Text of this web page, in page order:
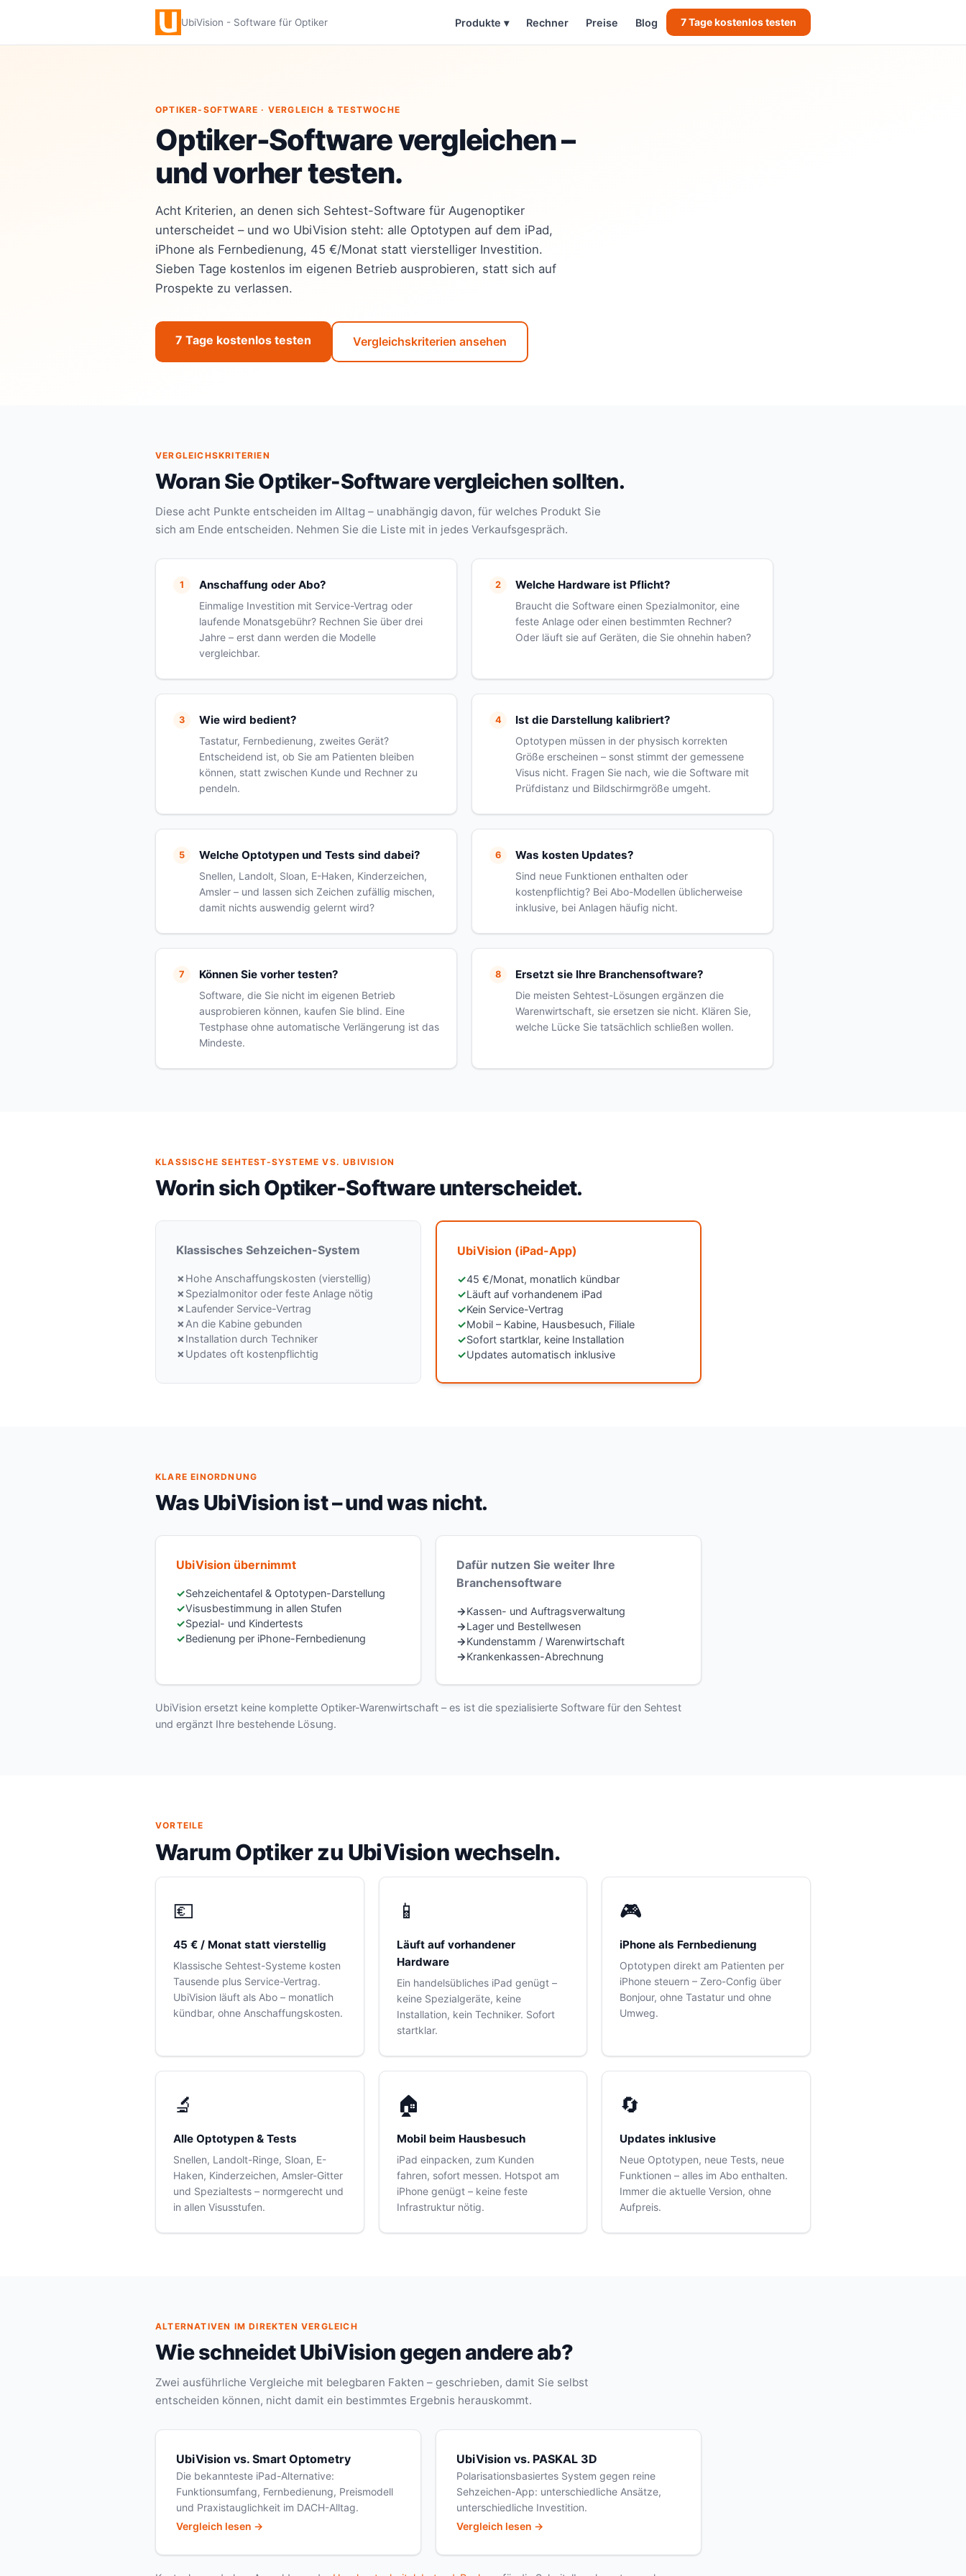
UbiVision - Software für Optiker Produkte ▾ Rechner Preise Blog 7 Tage kostenlos testen
OPTIKER-SOFTWARE · VERGLEICH & TESTWOCHE
Optiker-Software vergleichen –
und vorher testen.
Acht Kriterien, an denen sich Sehtest-Software für Augenoptiker
unterscheidet – und wo UbiVision steht: alle Optotypen auf dem iPad,
iPhone als Fernbedienung, 45 €/Monat statt vierstelliger Investition.
Sieben Tage kostenlos im eigenen Betrieb ausprobieren, statt sich auf
Prospekte zu verlassen.
7 Tage kostenlos testen Vergleichskriterien ansehen
VERGLEICHSKRITERIEN
Woran Sie Optiker-Software vergleichen sollten.
Diese acht Punkte entscheiden im Alltag – unabhängig davon, für welches Produkt Sie
sich am Ende entscheiden. Nehmen Sie die Liste mit in jedes Verkaufsgespräch.
Anschaffung oder Abo?
Einmalige Investition mit Service-Vertrag oder
laufende Monatsgebühr? Rechnen Sie über drei
Jahre – erst dann werden die Modelle
vergleichbar.
Welche Hardware ist Pflicht?
Braucht die Software einen Spezialmonitor, eine
feste Anlage oder einen bestimmten Rechner?
Oder läuft sie auf Geräten, die Sie ohnehin haben?
Wie wird bedient?
Tastatur, Fernbedienung, zweites Gerät?
Entscheidend ist, ob Sie am Patienten bleiben
können, statt zwischen Kunde und Rechner zu
pendeln.
Ist die Darstellung kalibriert?
Optotypen müssen in der physisch korrekten
Größe erscheinen – sonst stimmt der gemessene
Visus nicht. Fragen Sie nach, wie die Software mit
Prüfdistanz und Bildschirmgröße umgeht.
Welche Optotypen und Tests sind dabei?
Snellen, Landolt, Sloan, E-Haken, Kinderzeichen,
Amsler – und lassen sich Zeichen zufällig mischen,
damit nichts auswendig gelernt wird?
Was kosten Updates?
Sind neue Funktionen enthalten oder
kostenpflichtig? Bei Abo-Modellen üblicherweise
inklusive, bei Anlagen häufig nicht.
Können Sie vorher testen?
Software, die Sie nicht im eigenen Betrieb
ausprobieren können, kaufen Sie blind. Eine
Testphase ohne automatische Verlängerung ist das
Mindeste.
Ersetzt sie Ihre Branchensoftware?
Die meisten Sehtest-Lösungen ergänzen die
Warenwirtschaft, sie ersetzen sie nicht. Klären Sie,
welche Lücke Sie tatsächlich schließen wollen.
KLASSISCHE SEHTEST-SYSTEME VS. UBIVISION
Worin sich Optiker-Software unterscheidet.
Klassisches Sehzeichen-System
Hohe Anschaffungskosten (vierstellig)
Spezialmonitor oder feste Anlage nötig
Laufender Service-Vertrag
An die Kabine gebunden
Installation durch Techniker
Updates oft kostenpflichtig
UbiVision (iPad-App)
45 €/Monat, monatlich kündbar
Läuft auf vorhandenem iPad
Kein Service-Vertrag
Mobil – Kabine, Hausbesuch, Filiale
Sofort startklar, keine Installation
Updates automatisch inklusive
KLARE EINORDNUNG
Was UbiVision ist – und was nicht.
UbiVision übernimmt
Sehzeichentafel & Optotypen-Darstellung
Visusbestimmung in allen Stufen
Spezial- und Kindertests
Bedienung per iPhone-Fernbedienung
Dafür nutzen Sie weiter Ihre
Branchensoftware
Kassen- und Auftragsverwaltung
Lager und Bestellwesen
Kundenstamm / Warenwirtschaft
Krankenkassen-Abrechnung
UbiVision ersetzt keine komplette Optiker-Warenwirtschaft – es ist die spezialisierte Software für den Sehtest
und ergänzt Ihre bestehende Lösung.
VORTEILE
Warum Optiker zu UbiVision wechseln.
💶
45 € / Monat statt vierstellig
Klassische Sehtest-Systeme kosten
Tausende plus Service-Vertrag.
UbiVision läuft als Abo – monatlich
kündbar, ohne Anschaffungskosten.
📱
Läuft auf vorhandener
Hardware
Ein handelsübliches iPad genügt –
keine Spezialgeräte, keine
Installation, kein Techniker. Sofort
startklar.
🎮
iPhone als Fernbedienung
Optotypen direkt am Patienten per
iPhone steuern – Zero-Config über
Bonjour, ohne Tastatur und ohne
Umweg.
🔬
Alle Optotypen & Tests
Snellen, Landolt-Ringe, Sloan, E-
Haken, Kinderzeichen, Amsler-Gitter
und Spezialtests – normgerecht und
in allen Visusstufen.
🏠
Mobil beim Hausbesuch
iPad einpacken, zum Kunden
fahren, sofort messen. Hotspot am
iPhone genügt – keine feste
Infrastruktur nötig.
🔄
Updates inklusive
Neue Optotypen, neue Tests, neue
Funktionen – alles im Abo enthalten.
Immer die aktuelle Version, ohne
Aufpreis.
ALTERNATIVEN IM DIREKTEN VERGLEICH
Wie schneidet UbiVision gegen andere ab?
Zwei ausführliche Vergleiche mit belegbaren Fakten – geschrieben, damit Sie selbst
entscheiden können, nicht damit ein bestimmtes Ergebnis herauskommt.
UbiVision vs. Smart Optometry
Die bekannteste iPad-Alternative:
Funktionsumfang, Fernbedienung, Preismodell
und Praxistauglichkeit im DACH-Alltag.
Vergleich lesen →
UbiVision vs. PASKAL 3D
Polarisationsbasiertes System gegen reine
Sehzeichen-App: unterschiedliche Ansätze,
unterschiedliche Investition.
Vergleich lesen →